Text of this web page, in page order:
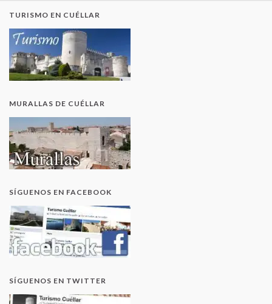
TURISMO EN CUÉLLAR
MURALLAS DE CUÉLLAR
SÍGUENOS EN FACEBOOK
SÍGUENOS EN TWITTER